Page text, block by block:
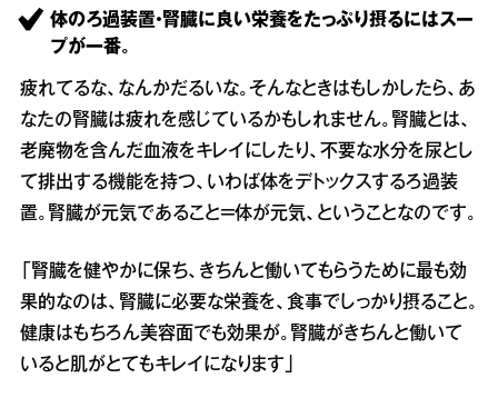
体のろ過装置・腎臓に良い栄養をたっぷり摂るにはスー
プが一番。
疲れてるな、なんかだるいな。そんなときはもしかしたら、あ
なたの腎臓は疲れを感じているかもしれません。腎臓とは、
老廃物を含んだ血液をキレイにしたり、不要な水分を尿とし
て排出する機能を持つ、いわば体をデトックスするろ過装
置。腎臓が元気であること＝体が元気、ということなのです。
「腎臓を健やかに保ち、きちんと働いてもらうために最も効
果的なのは、腎臓に必要な栄養を、食事でしっかり摂ること。
健康はもちろん美容面でも効果が。腎臓がきちんと働いて
いると肌がとてもキレイになります」